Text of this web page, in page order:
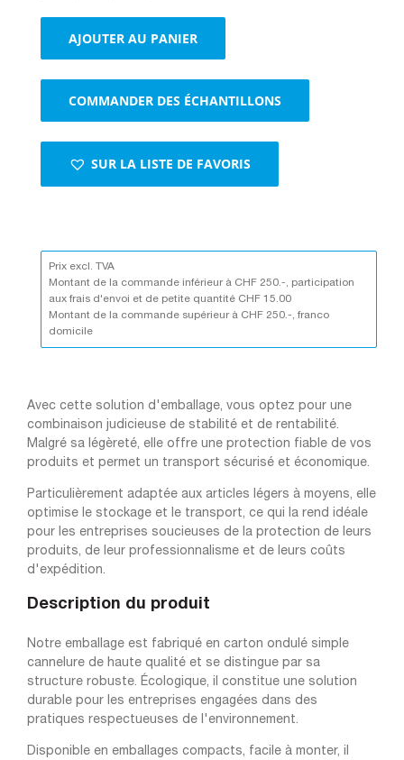
d'expédition
avec
languette
de
AJOUTER AU PANIER
COMMANDER DES ÉCHANTILLONS
SUR LA LISTE DE FAVORIS
Prix excl. TVA
Montant de la commande inférieur à CHF 250.-, participation
aux frais d'envoi et de petite quantité CHF 15.00
Montant de la commande supérieur à CHF 250.-, franco
domicile
Avec cette solution d'emballage, vous optez pour une
combinaison judicieuse de stabilité et de rentabilité.
Malgré sa légèreté, elle offre une protection fiable de vos
produits et permet un transport sécurisé et économique.
Particulièrement adaptée aux articles légers à moyens, elle
optimise le stockage et le transport, ce qui la rend idéale
pour les entreprises soucieuses de la protection de leurs
produits, de leur professionnalisme et de leurs coûts
d'expédition.
Description du produit
Notre emballage est fabriqué en carton ondulé simple
cannelure de haute qualité et se distingue par sa
structure robuste. Écologique, il constitue une solution
durable pour les entreprises engagées dans des
pratiques respectueuses de l'environnement.
Disponible en emballages compacts, facile à monter, il